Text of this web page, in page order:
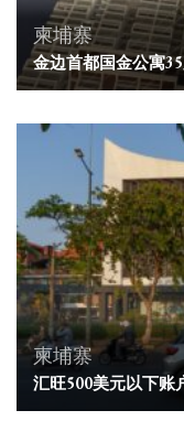
柬埔寨
金边首都国金公寓
柬埔寨
汇旺500美元以下账